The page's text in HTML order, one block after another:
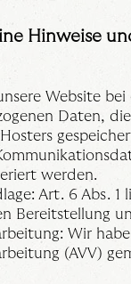
Hinweise
Website
Daten,
werden.
Art. 6 Abs.
Bereitstellung
Wir
(AVV)